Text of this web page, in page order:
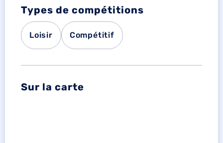
Types de compétitions
Loisir Compétitif
Sur la carte